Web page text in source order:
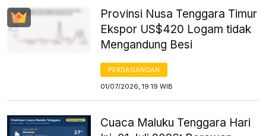
Provinsi Nusa Tenggara Timur
Ekspor US$420 Logam tidak
Mengandung Besi
PERDAGANGAN
01/07/2026, 19:19 WIB
Cuaca Maluku Tenggara Hari